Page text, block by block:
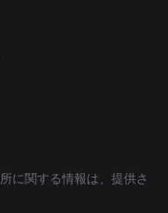
に関する情報は、提供さ